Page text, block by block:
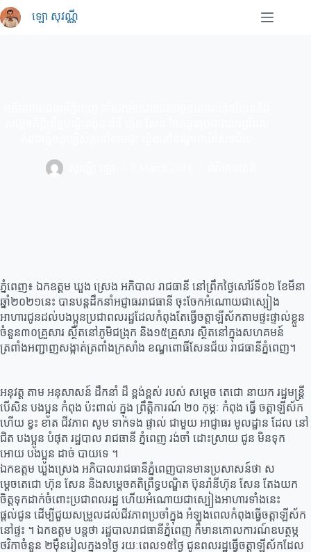
Skip
to
content
ឡោ សុវណ្ណី
ភ្នំពេញ៖ ឯកឧត្តម ឃួង ស្រេង អភិបាល រាជធានី នៅព្រឹកថ្ងៃសៅរ៍ទី០៦ ខែមីនា
ឆ្នាំ២០២១នេះ បានបន្ដដឹកនាំអជ្ញាធររាជធានី ចុះចែកអំណោយជាស្បៀង
អាហារជូនដល់បងប្អូនប្រជាពលរដ្ឋដែលកំពុងតែធ្វើចត្តាឡីស័កតាមផ្ទះផ្ទាល់ខ្លួន
ចំនួន៣០គ្រួសារ ស្ថិតនៅភូមិជង្រុក និង១៥គ្រួសារ ស្ថិតនៅក្នុងសហគមន៍
ត្រពាំងអញ្ជាញសង្កាត់ត្រពាំងក្រសាំង ខណ្ឌពោធិ៍សែនជ័យ រាជធានីភំ្នពេញ។
អនុវត្ត តាម អនុសាសន៍ ដឹកនាំ ដ៏ ខ្ពង់ខ្ពស់ របស់ សម្ដេច តេជោ នាយក រដ្ឋមន្ត្រី
បេីសិន បងប្អូន កំពុង ប៉ះពាល់ ក្នុង ព្រឹត្តិការណ៍ ២០ កុម្ភៈ កំពុង ធ្វើ ចត្តាឡីស័ក
ហើយ ខ្វះ ខាត ជីវភាព សូម ទាក់ទង ផ្ទាល់ ជាមួយ អាជ្ញាធរ មូលដ្ឋាន ដែល នៅ
ជិត បងប្អូន បំផុត រដ្ឋបាល រាជធានី ភ្នំពេញ រង់ចាំ ដោះស្រាយ ជូន មិនទុក
អោយ បងប្អូន ដាច់ បាយទេ ។
ឯកឧត្តម ឃួងស្រេង អភិបាលរាជធាន៏ភ្នំពេញបានមានប្រសាសន៍ថា ស
ម្តេចតេជោ ហ៊ុន សែន និងសម្តេចគតិព្រឹទ្ធបណ្ឌិត ប៊ុនរ៉ានីហ៊ុន សែន តែងយក
ចិត្តទុកដាក់ចំពោះប្រជាពលរដ្ឋ ហើយអំណោយជាស្បៀងអាហារទាំងនេះ
ផ្តល់ជូន ដើម្បីជួយសម្រួលដល់ជីវភាពប្រចាំក្នុង អំឡុងពេលកំពុងធ្វើចត្តាឡីស័ក
នៅផ្ទះ ។ ឯកឧត្តម បន្តថា រដ្ឋបាលរាជធានីភ្នំពេញ ក៏មានគោលការណ៍ឧបត្ថម្ភ
ថវិកាចំនួន ២ម៉ឺនរៀលក្នុង១ថ្ងៃ រយៈពេល១៥ថ្ងៃ ជូនពលរដ្ឋធ្វើចត្តាឡីស័កដែល